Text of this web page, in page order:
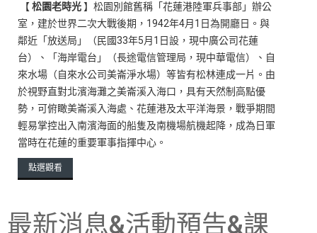
【松園老時光】松園別館舊稱「花蓮港陸軍兵事部」辦公
室，建於世界二次大戰後期，1942年4月1日為開廳日。與
鄰近「放送局」（民國33年5月1日設，現中廣公司花蓮
台）、「海岸電台」（長途電信管理局，現中華電信）、自
來水場（自來水公司美崙淨水場）等皆有松林連成一片。由
於視野直對北濱海灘之美崙溪入海口，具有天然制高點優
勢，可俯瞰美崙溪入海處、花蓮港及太平洋海景，戰爭期間
輕易掌控出入南濱海面的船隻及南機場航機起降，成為日軍
當時在花蓮的重要軍事指揮中心。
點選觀看
最新消息&活動預告&課